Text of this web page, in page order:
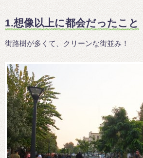
1.想像以上に都会だったこと
街路樹が多くて、クリーンな街並み！